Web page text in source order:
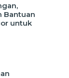
Bantuan
untuk